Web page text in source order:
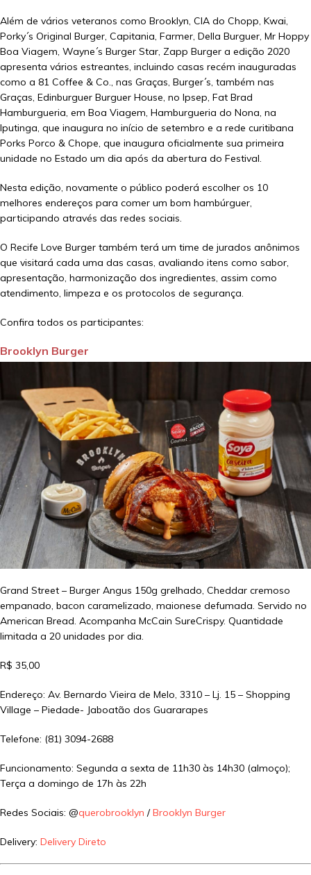
Além de vários veteranos como Brooklyn, CIA do Chopp, Kwai,
Porky´s Original Burger, Capitania, Farmer, Della Burguer, Mr Hoppy
Boa Viagem, Wayne´s Burger Star, Zapp Burger a edição 2020
apresenta vários estreantes, incluindo casas recém inauguradas
como a 81 Coffee & Co., nas Graças, Burger´s, também nas
Graças, Edinburguer Burguer House, no Ipsep, Fat Brad
Hamburgueria, em Boa Viagem, Hamburgueria do Nona, na
Iputinga, que inaugura no início de setembro e a rede curitibana
Porks Porco & Chope, que inaugura oficialmente sua primeira
unidade no Estado um dia após da abertura do Festival.
Nesta edição, novamente o público poderá escolher os 10
melhores endereços para comer um bom hambúrguer,
participando através das redes sociais.
O Recife Love Burger também terá um time de jurados anônimos
que visitará cada uma das casas, avaliando itens como sabor,
apresentação, harmonização dos ingredientes, assim como
atendimento, limpeza e os protocolos de segurança.
Confira todos os participantes:
Brooklyn Burger
Grand Street – Burger Angus 150g grelhado, Cheddar cremoso
empanado, bacon caramelizado, maionese defumada. Servido no
American Bread. Acompanha McCain SureCrispy. Quantidade
limitada a 20 unidades por dia.
R$ 35,00
Endereço: Av. Bernardo Vieira de Melo, 3310 – Lj. 15 – Shopping
Village – Piedade- Jaboatão dos Guararapes
Telefone: (81) 3094-2688
Funcionamento: Segunda a sexta de 11h30 às 14h30 (almoço);
Terça a domingo de 17h às 22h
Redes Sociais: @querobrooklyn /Brooklyn Burger
Delivery: Delivery Direto